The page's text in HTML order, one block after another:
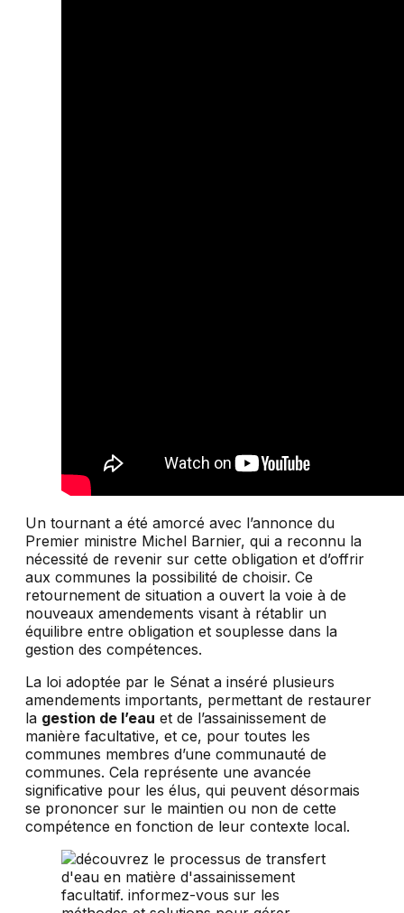
Un tournant a été amorcé avec l’annonce du
Premier ministre Michel Barnier, qui a reconnu la
nécessité de revenir sur cette obligation et d’offrir
aux communes la possibilité de choisir. Ce
retournement de situation a ouvert la voie à de
nouveaux amendements visant à rétablir un
équilibre entre obligation et souplesse dans la
gestion des compétences.
La loi adoptée par le Sénat a inséré plusieurs
amendements importants, permettant de restaurer
la gestion de l’eau et de l’assainissement de
manière facultative, et ce, pour toutes les
communes membres d’une communauté de
communes. Cela représente une avancée
significative pour les élus, qui peuvent désormais
se prononcer sur le maintien ou non de cette
compétence en fonction de leur contexte local.